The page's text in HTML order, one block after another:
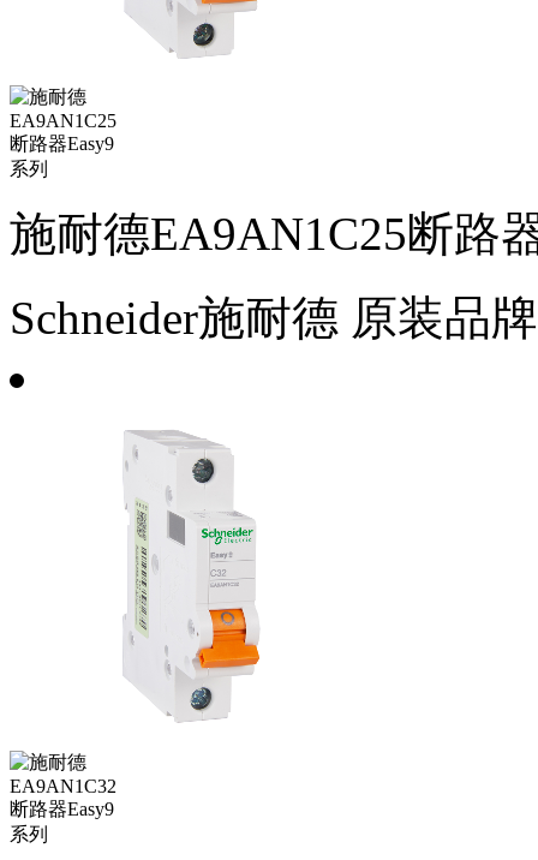
施耐德EA9AN1C25断路
Schneider施耐德 原装品